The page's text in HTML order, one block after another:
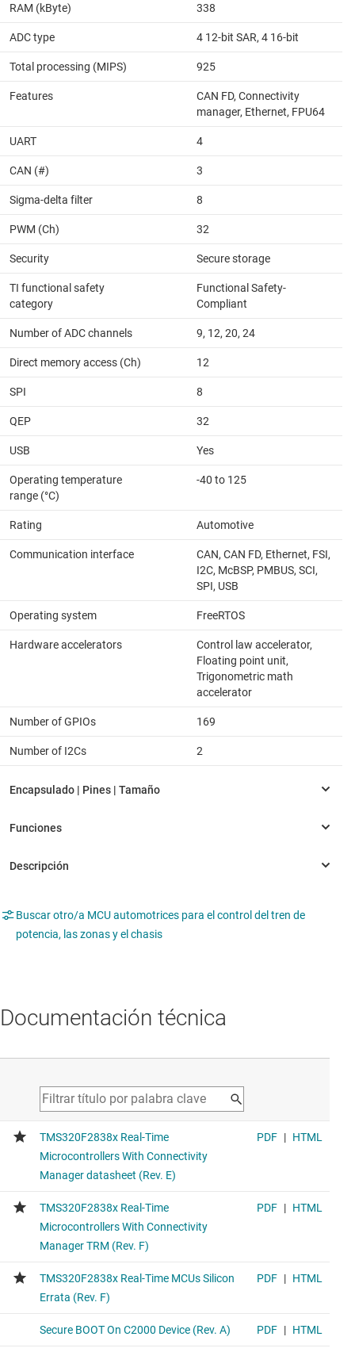
RAM (kByte) 338
ADC type 4 12-bit SAR, 4 16-bit
Total processing (MIPS) 925
Features
CAN FD, Connectivity
manager, Ethernet, FPU64
UART 4
CAN (#) 3
Sigma-delta filter 8
PWM (Ch) 32
Security Secure storage
TI functional safety
category
Functional Safety-
Compliant
Number of ADC channels 9, 12, 20, 24
Direct memory access (Ch) 12
SPI 8
QEP 32
USB Yes
Operating temperature
range (°C)
-40 to 125
Rating Automotive
Communication interface
CAN, CAN FD, Ethernet, FSI,
I2C, McBSP, PMBUS, SCI,
SPI, USB
Operating system FreeRTOS
Hardware accelerators
Control law accelerator,
Floating point unit,
Trigonometric math
accelerator
Number of GPIOs 169
Number of I2Cs 2
Buscar otro/a MCU automotrices para el control del tren de
potencia, las zonas y el chasis
Documentación técnica